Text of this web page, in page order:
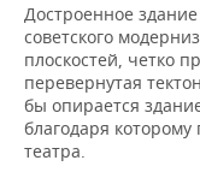
Достроенное
советского
плоскостей, четко
перевернутая
бы опирается
благодаря которому
театра.